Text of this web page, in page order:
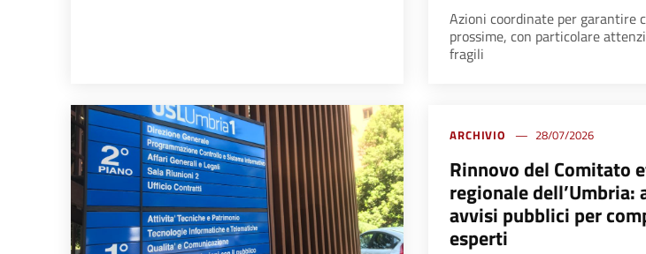
Azioni coordinate per garantire
prossime, con particolare
fragili
ARCHIVIO 28/07/2026
Rinnovo del Comitato
regionale dell’Umbria:
avvisi pubblici per
esperti